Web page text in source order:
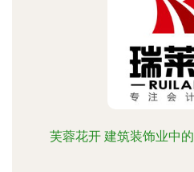
芙蓉花开 建筑装饰业中